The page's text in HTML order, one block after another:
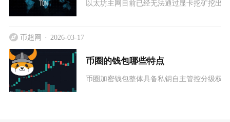
以太坊主网目前已经无法通过显卡挖矿挖出
币超网 2026-03-17
币圈的钱包哪些特点
币圈加密钱包整体具备私钥自主管控分级权